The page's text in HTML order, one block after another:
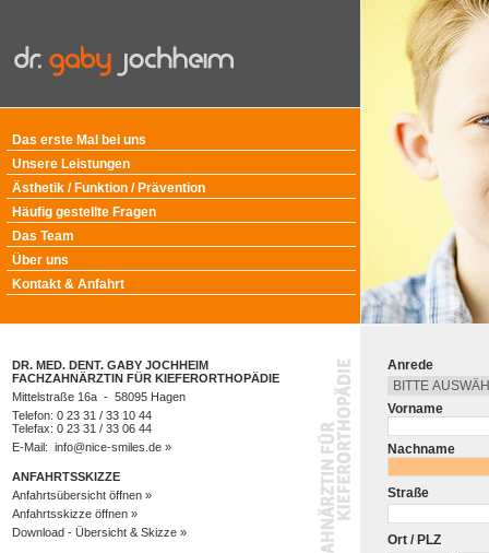
Das erste Mal bei uns
Unsere Leistungen
Ästhetik / Funktion / Prävention
Häufig gestellte Fragen
Das Team
Über uns
Kontakt & Anfahrt
DR. MED. DENT. GABY JOCHHEIM
FACHZAHNÄRZTIN FÜR KIEFERORTHOPÄDIE
Mittelstraße 16a - 58095 Hagen
Telefon: 0 23 31 / 33 10 44
Telefax: 0 23 31 / 33 06 44
E-Mail: info@nice-smiles.de »
ANFAHRTSSKIZZE
Anfahrtsübersicht öffnen »
Anfahrtsskizze öffnen »
Download - Übersicht & Skizze »
Anrede
Vorname
Nachname
Straße
Ort / PLZ